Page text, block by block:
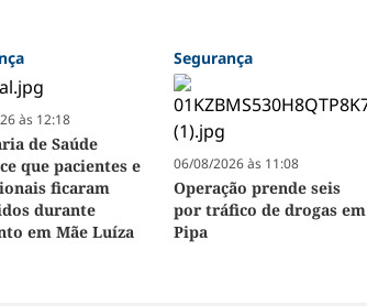
às 12:18
de Saúde
que pacientes e
ficaram
durante
em Mãe Luíza
Segurança
06/08/2026 às 11:08
Operação prende seis
por tráfico de drogas em
Pipa